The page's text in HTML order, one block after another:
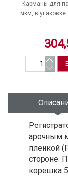
Карманы для
мкм, в упаковке
арочным
пленкой
стороне.
корешка